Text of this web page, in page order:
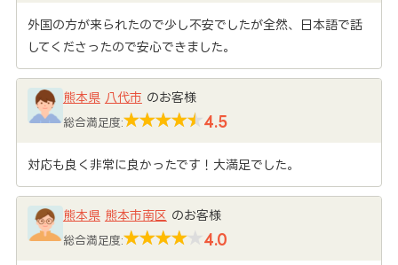
外国の方が来られたので少し不安でしたが全然、日本語で話
してくださったので安心できました。
熊本県 八代市 のお客様
総合満足度: 4.5
対応も良く非常に良かったです！大満足でした。
熊本県 熊本市南区 のお客様
総合満足度: 4.0